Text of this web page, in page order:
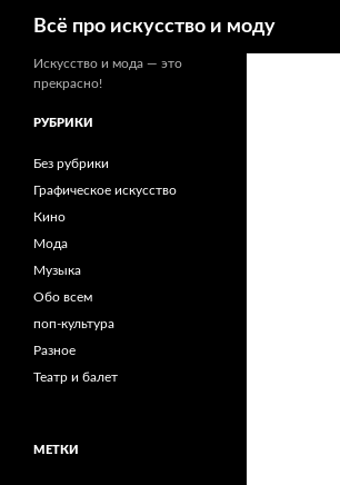
Всё про искусство и моду
Искусство и мода — это
прекрасно!
РУБРИКИ
Без рубрики
Графическое искусство
Кино
Мода
Музыка
Обо всем
поп-культура
Разное
Театр и балет
МЕТКИ